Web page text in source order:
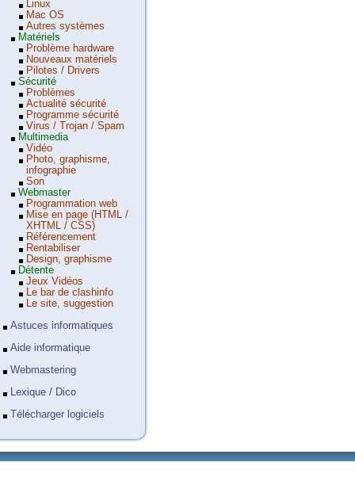
Linux
Mac OS
Autres systèmes
Matériels
Problème hardware
Nouveaux matériels
Pilotes / Drivers
Sécurité
Problèmes
Actualité sécurité
Programme sécurité
Virus / Trojan / Spam
Multimedia
Vidéo
Photo, graphisme,
infographie
Son
Webmaster
Programmation web
Mise en page (HTML /
XHTML / CSS)
Référencement
Rentabiliser
Design, graphisme
Détente
Jeux Vidéos
Le bar de clashinfo
Le site, suggestion
Astuces informatiques
Aide informatique
Webmastering
Lexique / Dico
Télécharger logiciels